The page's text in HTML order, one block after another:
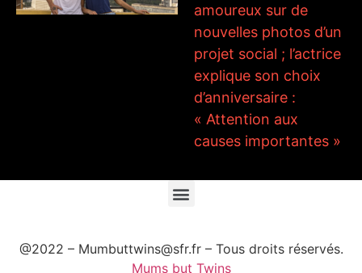
amoureux sur de
nouvelles photos d’un
projet social ; l’actrice
explique son choix
d’anniversaire :
« Attention aux
causes importantes »
@2022 – Mumbuttwins@sfr.fr – Tous droits réservés.
Mums but Twins